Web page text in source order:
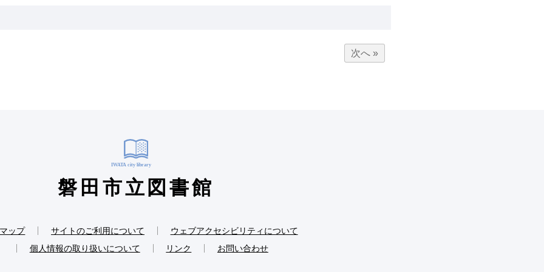
次へ »
磐田市立図書館
ップ サイトのご利用について
ウェブアクセシビリティについて
個人情報の取り扱いについて
リンク お問い合わせ